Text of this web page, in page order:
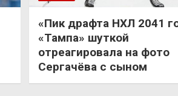
«Пик драфта НХЛ 2041
«Тампа» шуткой
отреагировала на фото
Сергачёва с сыном